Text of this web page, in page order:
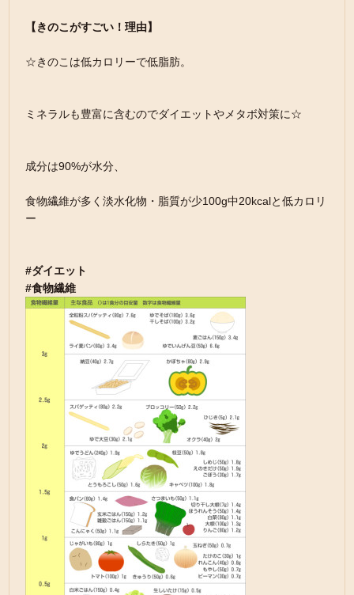
【きのこがすごい！理由】
☆きのこは低カロリーで低脂肪。
ミネラルも豊富に含むのでダイエットやメタボ対策に☆
成分は90%が水分、
食物繊維が多く淡水化物・脂質が少100g中20kcalと低カロリ
ー
#ダイエット
#食物繊維